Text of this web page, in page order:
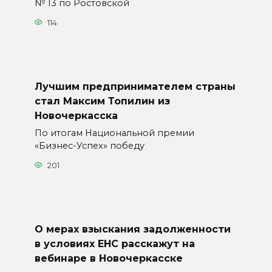
№ 13 по Ростовской
114
Лучшим предпринимателем страны
стал Максим Топилин из
Новочеркасска
По итогам Национальной премии
«Бизнес-Успех» победу
201
О мерах взыскания задолженности
в условиях ЕНС расскажут на
вебинаре в Новочеркасске